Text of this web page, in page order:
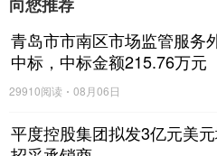
青岛市市南区市场监管服务
中标，中标金额215.76万元
29910阅读 08月06日
平度控股集团拟发3亿元美